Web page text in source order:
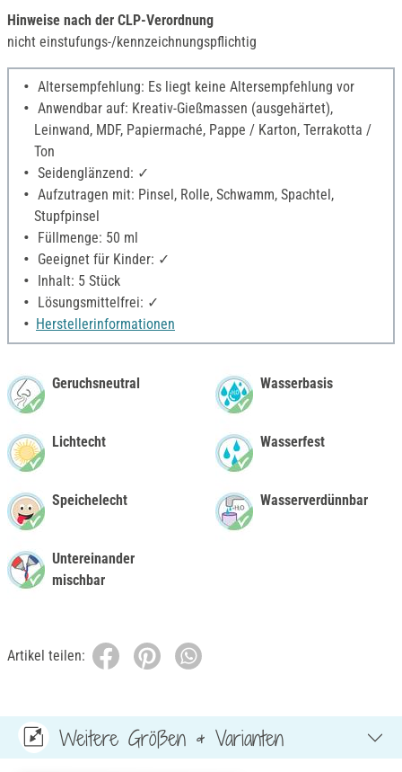
Hinweise nach der CLP-Verordnung
nicht einstufungs-/kennzeichnungspflichtig
Altersempfehlung: Es liegt keine Altersempfehlung vor
Anwendbar auf: Kreativ-Gießmassen (ausgehärtet),
Leinwand, MDF, Papiermaché, Pappe / Karton, Terrakotta /
Ton
Seidenglänzend: ✓
Aufzutragen mit: Pinsel, Rolle, Schwamm, Spachtel,
Stupfpinsel
Füllmenge: 50 ml
Geeignet für Kinder: ✓
Inhalt: 5 Stück
Lösungsmittelfrei: ✓
Herstellerinformationen
Geruchsneutral
Lichtecht
Speichelecht
Untereinander
mischbar
Wasserbasis
Wasserfest
Wasserverdünnbar
Artikel teilen:
Weitere Größen & Varianten